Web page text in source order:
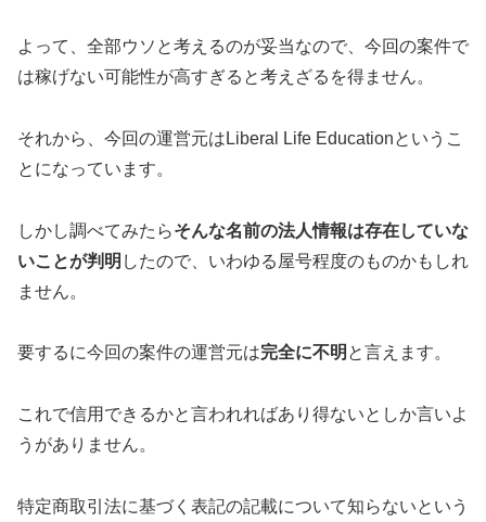
よって、全部ウソと考えるのが妥当なので、今回の案件で
は稼げない可能性が高すぎると考えざるを得ません。
それから、今回の運営元は Liberal Life Educationというこ
とになっています。
しかし調べてみたらそんな名前の法人情報は存在していな
いことが判明 したので、いわゆる屋号程度のものかもしれ
ません。
要するに今回の案件の運営元は完全に不明 と言えます。
これで信用できるかと言われればあり得ないとしか言いよ
うがありません。
特定商取引法に基づく表記の記載について知らないという